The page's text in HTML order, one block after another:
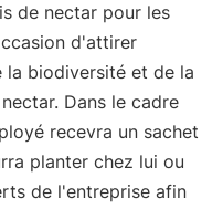
de nectar pour les
d'attirer
biodiversité et de la
Dans le cadre
recevra un sachet
planter chez lui ou
de l'entreprise afin